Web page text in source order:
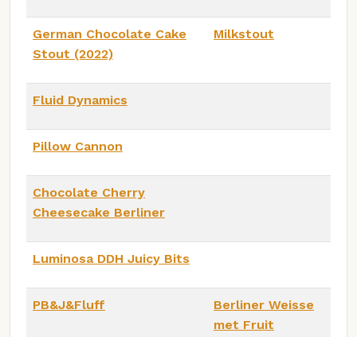
German Chocolate Cake
Stout (2022)
Milkstout
Fluid Dynamics
Pillow Cannon
Chocolate Cherry
Cheesecake Berliner
Luminosa DDH Juicy Bits
PB&J&Fluff
Berliner Weisse
met Fruit